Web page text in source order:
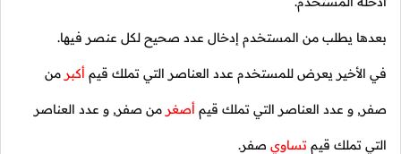
بعدها يطلب من المستخدم إدخال عدد صحيح لكل عنصر فيها.
في الأخير يعرض للمستخدم عدد العناصر التي تملك قيم أكبر من
صفر, و عدد العناصر التي تملك قيم أصغر من صفر, و عدد العناصر
التي تملك قيم تساوي صفر.